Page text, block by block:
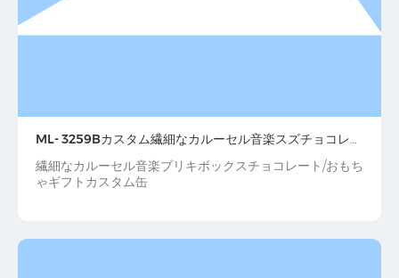
ML- 3259Bカスタム繊細なカルーセル音楽スズチョコレー
トおもちゃギフト
繊細なカルーセル音楽ブリキボックスチョコレート/おもち
ゃギフトカスタム缶